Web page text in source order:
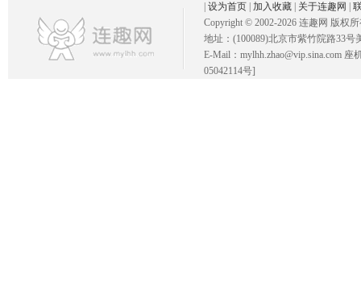
设为首页 加入收藏 关于连趣网
Copyright © 2002-2026 连趣网 版权
地址：(100089)北京市紫竹院路33号
E-Mail：mylhh.zhao@vip.sina.com
05042114号]